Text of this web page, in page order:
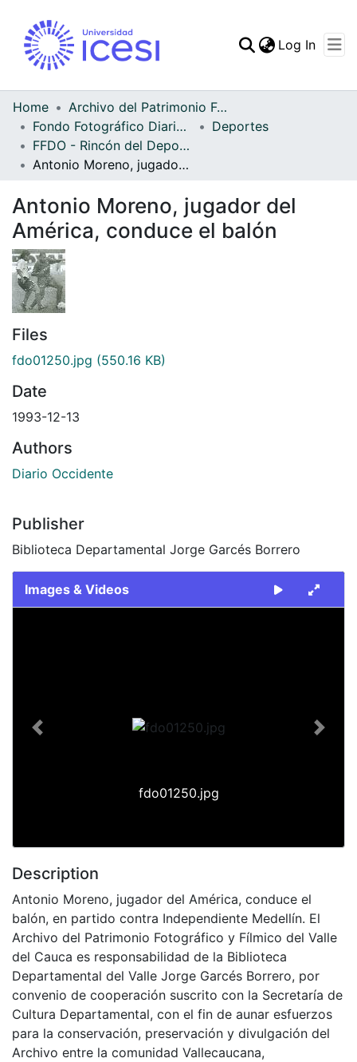
Statistics
Log In
Home
Archivo del Patrimonio Fotográfico y Fílmico del Valle del Cauca
Fondo Fotográfico Diario Occidente
Deportes
FFDO - Rincón del Deportivo Cali - Patrimonial
Antonio Moreno, jugador del América, conduce el balón
Antonio Moreno, jugador del
América, conduce el balón
Files
fdo01250.jpg (550.16 KB)
Date
1993-12-13
Authors
Diario Occidente
Publisher
Biblioteca Departamental Jorge Garcés Borrero
Images & Videos
fdo01250.jpg
Previous Next
Description
Antonio Moreno, jugador del América, conduce el
balón, en partido contra Independiente Medellín. El
Archivo del Patrimonio Fotográfico y Fílmico del Valle
del Cauca es responsabilidad de la Biblioteca
Departamental del Valle Jorge Garcés Borrero, por
convenio de cooperación suscrito con la Secretaría de
Cultura Departamental, con el fin de aunar esfuerzos
para la conservación, preservación y divulgación del
Archivo entre la comunidad Vallecaucana,